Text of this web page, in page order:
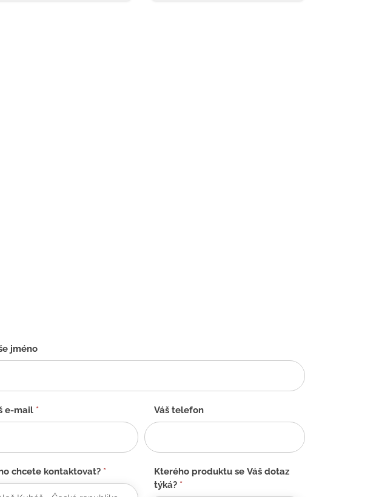
jméno
e-mail * Váš telefon
chcete kontaktovat? *
Kterého produktu se Váš dotaz
týká? *